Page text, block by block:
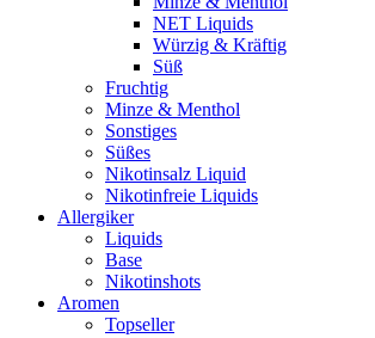
NET Liquids
Würzig & Kräftig
Süß
Fruchtig
Minze & Menthol
Sonstiges
Süßes
Nikotinsalz Liquid
Nikotinfreie Liquids
Allergiker
Liquids
Base
Nikotinshots
Aromen
Topseller